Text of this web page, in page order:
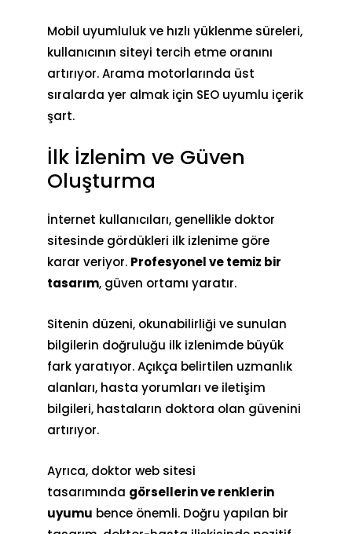
Mobil uyumluluk ve hızlı yüklenme süreleri,
kullanıcının siteyi tercih etme oranını
artırıyor. Arama motorlarında üst
sıralarda yer almak için SEO uyumlu içerik
şart.
İlk İzlenim ve Güven
Oluşturma
İnternet kullanıcıları, genellikle doktor
sitesinde gördükleri ilk izlenime göre
karar veriyor. Profesyonel ve temiz bir
tasarım, güven ortamı yaratır.
Sitenin düzeni, okunabilirliği ve sunulan
bilgilerin doğruluğu ilk izlenimde büyük
fark yaratıyor. Açıkça belirtilen uzmanlık
alanları, hasta yorumları ve iletişim
bilgileri, hastaların doktora olan güvenini
artırıyor.
Ayrıca, doktor web sitesi
tasarımında görsellerin ve renklerin
uyumu bence önemli. Doğru yapılan bir